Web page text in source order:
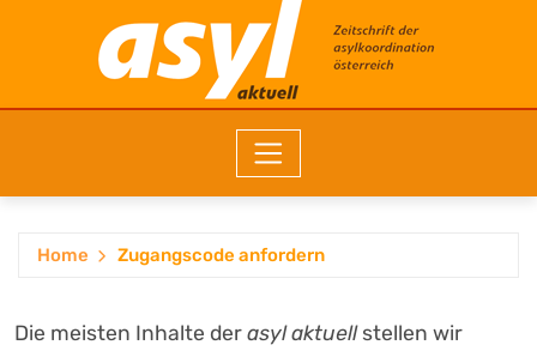
Home Zugangscode anfordern
Die meisten Inhalte der asyl aktuellstellen wir